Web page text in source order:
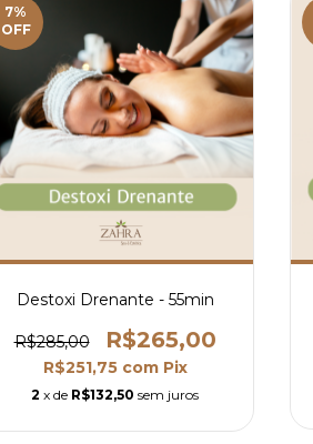
7%
OFF
Destoxi Drenante - 55min
R$285,00 R$265,00
R$251,75 com Pix
2 x de R$132,50 sem juros